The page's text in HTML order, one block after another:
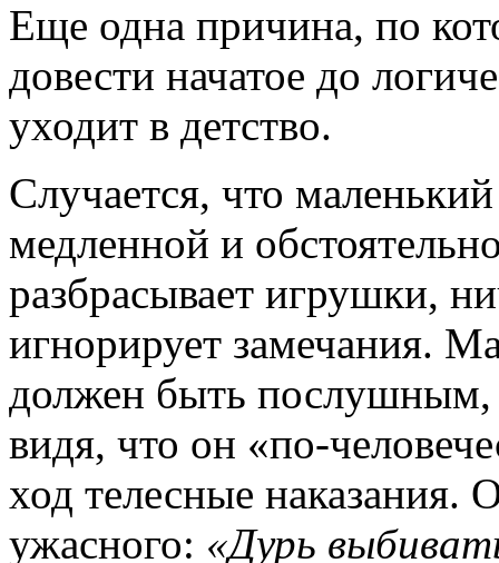
Еще одна причина, по
довести начатое до
уходит в детство.
Случается, что
медленной и
разбрасывает игрушки,
игнорирует замечания.
должен быть
видя, что он «по-
ход телесные наказания.
ужасного: «Дурь